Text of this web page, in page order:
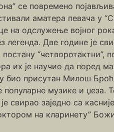
се повремено
аматера певача у
на одслужење војног
легенда. Две године је
“четворотактни”,
их је научио да поред
био присутан Милош
популарне музике и џеза.
свирао заједно са
на кларинету”